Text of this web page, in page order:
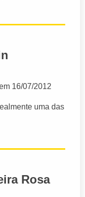
16/07/2012
uma das
Rosa